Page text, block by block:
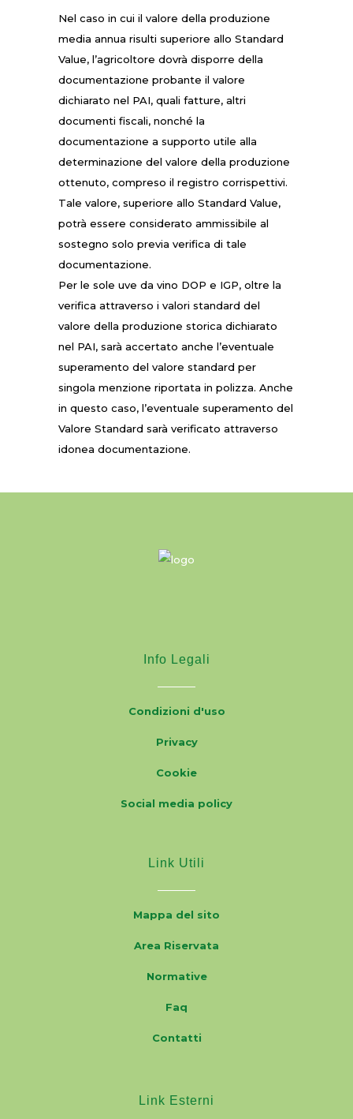
Nel caso in cui il valore della produzione
media annua risulti superiore allo Standard
Value, l’agricoltore dovrà disporre della
documentazione probante il valore
dichiarato nel PAI, quali fatture, altri
documenti fiscali, nonché la
documentazione a supporto utile alla
determinazione del valore della produzione
ottenuto, compreso il registro corrispettivi.
Tale valore, superiore allo Standard Value,
potrà essere considerato ammissibile al
sostegno solo previa verifica di tale
documentazione.
Per le sole uve da vino DOP e IGP, oltre la
verifica attraverso i valori standard del
valore della produzione storica dichiarato
nel PAI, sarà accertato anche l’eventuale
superamento del valore standard per
singola menzione riportata in polizza. Anche
in questo caso, l’eventuale superamento del
Valore Standard sarà verificato attraverso
idonea documentazione.
Info Legali
Condizioni d'uso
Privacy
Cookie
Social media policy
Link Utili
Mappa del sito
Area Riservata
Normative
Faq
Contatti
Link Esterni